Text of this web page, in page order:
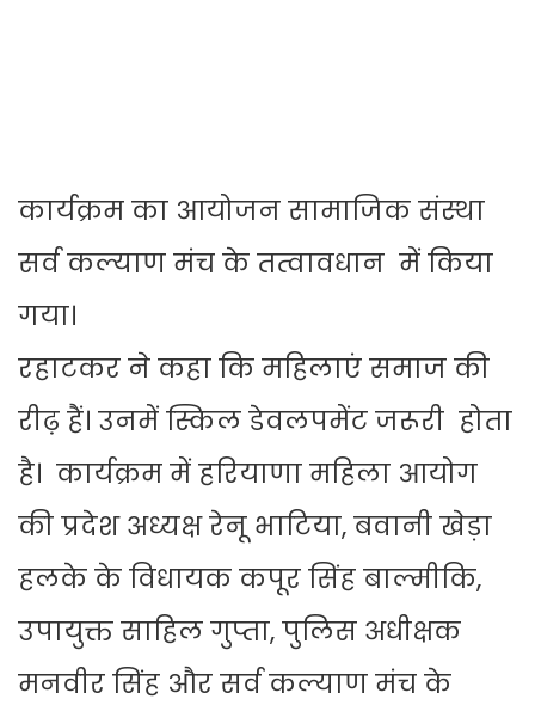
कार्यक्रम का आयोजन सामाजिक संस्था
सर्व कल्याण मंच के तत्वावधान में किया
गया।
रहाटकर ने कहा कि महिलाएं समाज की
रीढ़ हैं। उनमें स्किल डेवलपमेंट जरूरी होता
है। कार्यक्रम में हरियाणा महिला आयोग
की प्रदेश अध्यक्ष रेनू भाटिया, बवानी खेड़ा
हलके के विधायक कपूर सिंह बाल्मीकि,
उपायुक्त साहिल गुप्ता, पुलिस अधीक्षक
मनवीर सिंह और सर्व कल्याण मंच के